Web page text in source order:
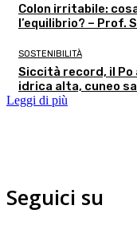
Colon irritabile:
l’equilibrio? – Prof.
SOSTENIBILITÀ
Siccità record, il Po
idrica alta, cuneo
Leggi di più
Seguici su